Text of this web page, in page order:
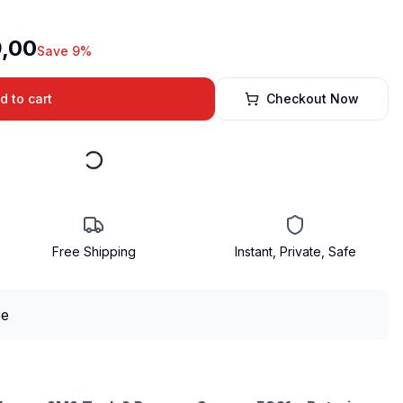
Save 9%
to cart Checkout Now
Free Shipping Instant, Private, Safe